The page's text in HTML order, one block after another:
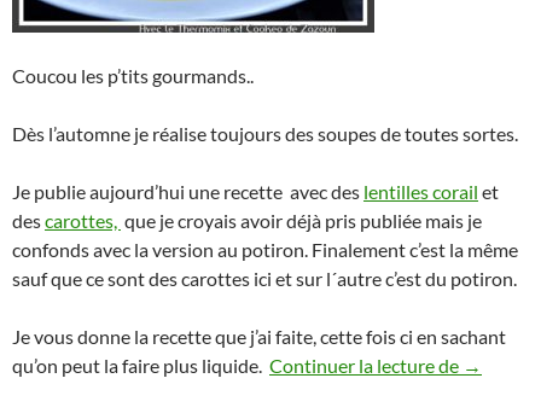
Coucou les p’tits gourmands..
Dès l’automne je réalise toujours des soupes de toutes sortes.
Je publie aujourd’hui une recette avec des lentilles corail et
descarottes, que je croyais avoir déjà pris publiée mais je
confonds avec la version au potiron. Finalement c’est la même
sauf que ce sont des carottes ici et sur l´autre c’est du potiron.
Je vous donne la recette que j’ai faite, cette fois ci en sachant
qu’on peut la faire plus liquide. Continuer la lecture de Velouté
→